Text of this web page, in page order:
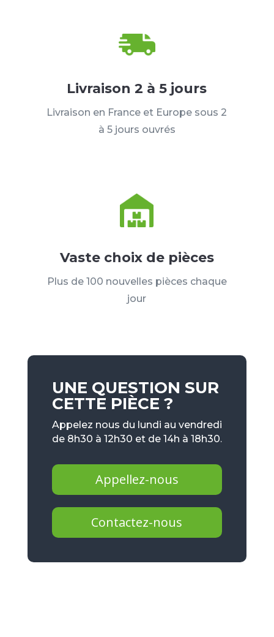
Livraison 2 à 5 jours
Livraison en France et Europe sous 2
à 5 jours ouvrés
Vaste choix de pièces
Plus de 100 nouvelles pièces chaque
jour
UNE QUESTION SUR
CETTE PIÈCE ?
Appelez nous du lundi au vendredi
de 8h30 à 12h30 et de 14h à 18h30.
Appellez-nous
Contactez-nous